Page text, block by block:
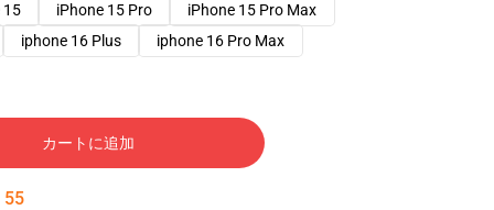
15 iPhone 15 Pro
iPhone 15 Pro Max
iphone 16 Plus iphone 16 Pro Max
カートに追加
54